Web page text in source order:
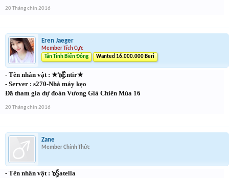
20 Tháng chín 2016
Eren Jaeger
Member Tích Cực
Tân Tinh Biển Đông
Wanted 16.000.000 Beri
- Tên nhân vật : ★๖ۣۜEntir★
- Server : s270-Nhà máy kẹo
Đã tham gia dự đoán Vương Giả Chiến Mùa 16
20 Tháng chín 2016
Zane
Member Chính Thức
- Tên nhân vật : ๖ۣۜSatella